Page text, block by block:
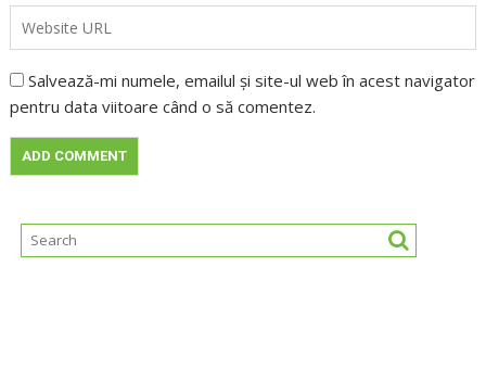
Salvează-mi numele, emailul și site-ul web în acest navigator
pentru data viitoare când o să comentez.